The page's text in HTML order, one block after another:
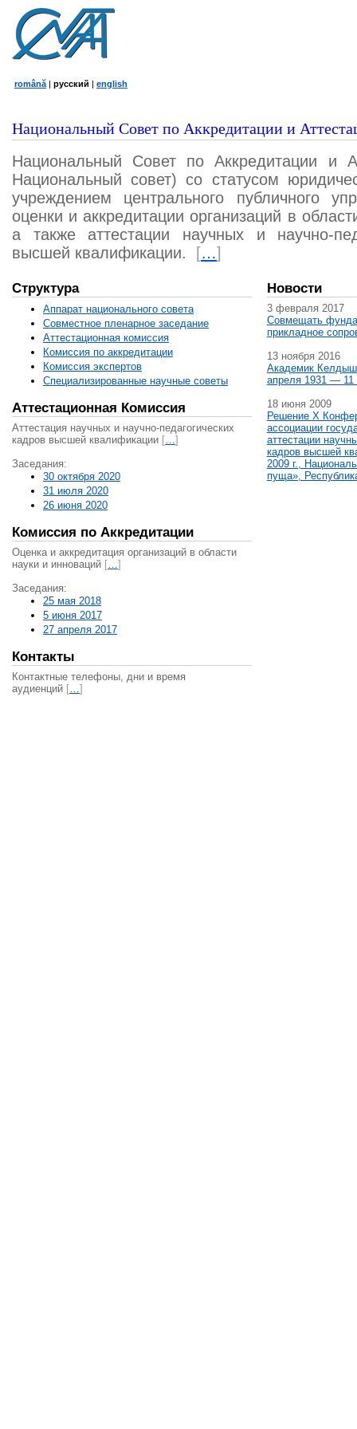
română | русский | english
Национальный Совет по Аккредитации и
Национальный Совет по Аккредитации и
Национальный совет) со статусом
учреждением центрального публичного
оценки и аккредитации организаций в
а также аттестации научных и научно-
высшей квалификации.
[…]
Структура
Аппарат национального совета
Совместное пленарное заседание
Аттестационная комисcия
Комиссия по аккредитации
Комиссия экспертов
Специализированные научные советы
Аттестационная Комиссия
Аттестация научных и научно-педагогических
кадров высшей квалификации […]
Заседания:
30 октября 2020
31 июля 2020
26 июня 2020
Комиссия по Аккредитации
Оценка и аккредитация организаций в области
науки и инноваций […]
Заседания:
25 мая 2018
5 июня 2017
27 апреля 2017
Контакты
Контактные телефоны, дни и время
аудиенций […]
Новости
3 февраля 2017
Совмещать
прикладное
13 ноября 2016
Академик
апреля 1931 — 11
18 июня 2009
Решение X
ассоциации
аттестации
кадров высшей
2009 г.,
пуща»,